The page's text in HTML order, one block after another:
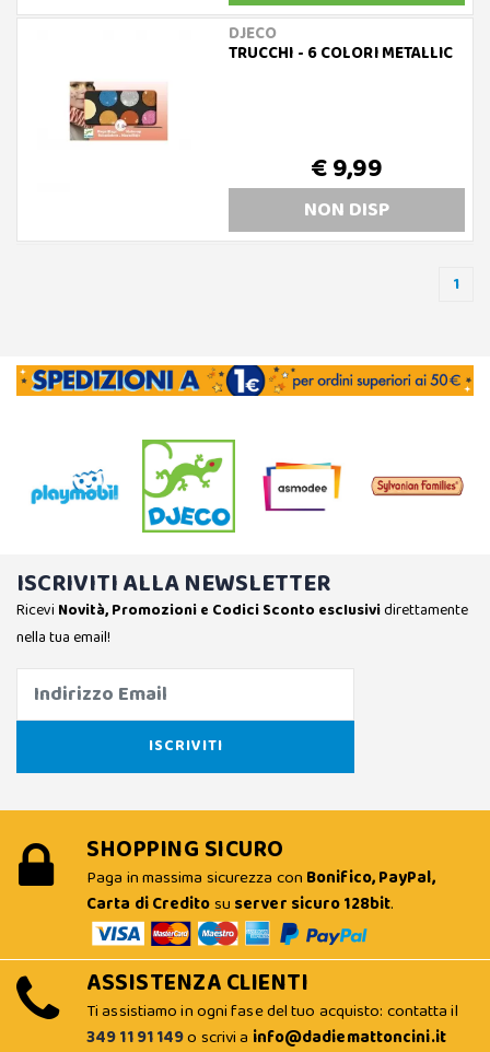
DJECO
TRUCCHI - 6 COLORI METALLIC
€ 9,99
NON DISP
1
ISCRIVITI ALLA NEWSLETTER
Ricevi Novità, Promozioni e Codici Sconto esclusividirettamente
nella tua email!
SHOPPING SICURO
Paga in massima sicurezza con Bonifico, PayPal,
Carta di Creditosu server sicuro 128bit.
ASSISTENZA CLIENTI
Ti assistiamo in ogni fase del tuo acquisto: contatta il
349 11 91 149o scrivi a info@dadiemattoncini.it